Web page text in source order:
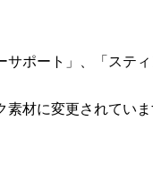
ポート」、「ステ
材に変更されてい